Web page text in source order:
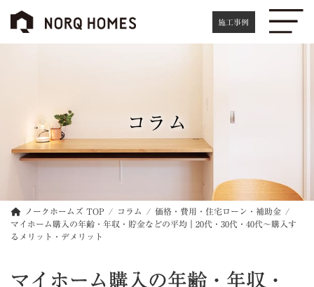
施工事例
コラム
ノークホームズ TOP コラム
価格・費用・住宅ローン・補助金
マイホーム購入の年齢・年収・貯金などの平均｜20代・30代・40代〜購入す
るメリット・デメリット
マイホーム購入の年齢・年収・